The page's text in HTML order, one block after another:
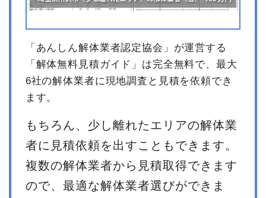
「あんしん解体業者認定協会」が運営する
「解体無料見積ガイド」は完全無料で、最大
6社の解体業者に現地調査と見積を依頼でき
ます。
もちろん、少し離れたエリアの解体業
者に見積依頼を出すこともできます。
複数の解体業者から見積取得できます
ので、最適な解体業者選びができま